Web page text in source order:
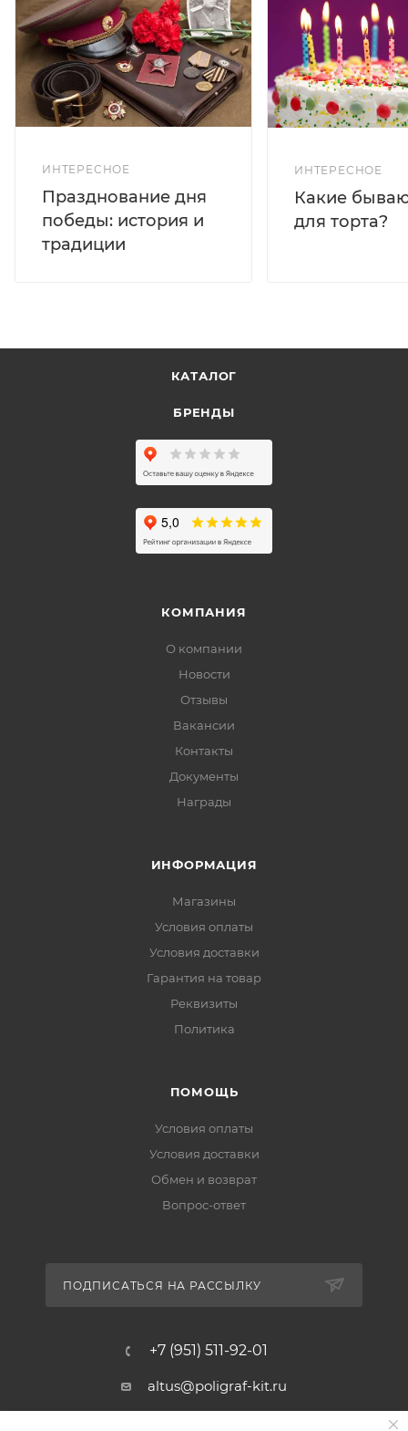
ИНТЕРЕСНОЕ
Празднование дня
победы: история и
традиции
ИНТЕРЕСНОЕ
Какие
для торта?
КАТАЛОГ
БРЕНДЫ
КОМПАНИЯ
О компании
Новости
Отзывы
Вакансии
Контакты
Документы
Награды
ИНФОРМАЦИЯ
Магазины
Условия оплаты
Условия доставки
Гарантия на товар
Реквизиты
Политика
ПОМОЩЬ
Условия оплаты
Условия доставки
Обмен и возврат
Вопрос-ответ
ПОДПИСАТЬСЯ НА РАССЫЛКУ
+7 (951) 511-92-01
altus@poligraf-kit.ru